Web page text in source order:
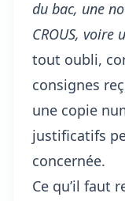
du bac, une
CROUS, voire
tout oubli,
consignes
une copie
justificatifs
concernée.
Ce qu’il faut